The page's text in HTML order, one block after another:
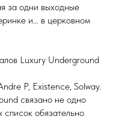
за одни выходные
и… в церковном
Luxury Underground
P, Existence, Solway.
связано не одно
обязательно